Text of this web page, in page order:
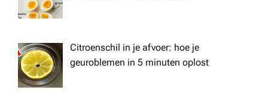
Citroenschil in je afvoer: hoe je
geuroblemen in 5 minuten oplost